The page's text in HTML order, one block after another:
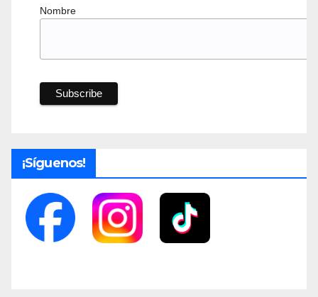
Nombre
¡Síguenos!